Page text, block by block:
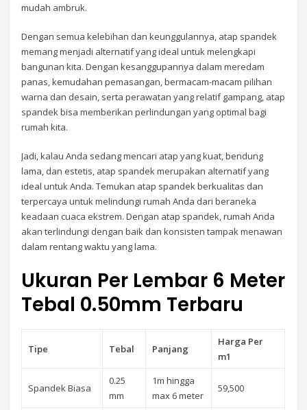
mudah ambruk.
Dengan semua kelebihan dan keunggulannya, atap spandek
memang menjadi alternatif yang ideal untuk melengkapi
bangunan kita. Dengan kesanggupannya dalam meredam
panas, kemudahan pemasangan, bermacam-macam pilihan
warna dan desain, serta perawatan yang relatif gampang, atap
spandek bisa memberikan perlindungan yang optimal bagi
rumah kita.
Jadi, kalau Anda sedang mencari atap yang kuat, bendung
lama, dan estetis, atap spandek merupakan alternatif yang
ideal untuk Anda. Temukan atap spandek berkualitas dan
terpercaya untuk melindungi rumah Anda dari beraneka
keadaan cuaca ekstrem. Dengan atap spandek, rumah Anda
akan terlindungi dengan baik dan konsisten tampak menawan
dalam rentang waktu yang lama.
Ukuran Per Lembar 6 Meter
Tebal 0.50mm Terbaru
Tipe Tebal Panjang
Harga Per
m1
Spandek Biasa
0.25
mm
1m hingga
max 6 meter
59,500